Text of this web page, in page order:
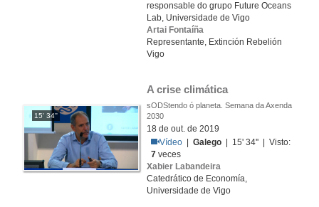
responsable do grupo Future Oceans
Lab, Universidade de Vigo
Artai Fontaíña
Representante, Extinción Rebelión
Vigo
15' 34''
A crise climática
sODStendo ó planeta. Semana da Axenda
2030
18 de out. de 2019
Vídeo |Galego | 15' 34'' | Visto:
7 veces
Xabier Labandeira
Catedrático de Economía,
Universidade de Vigo